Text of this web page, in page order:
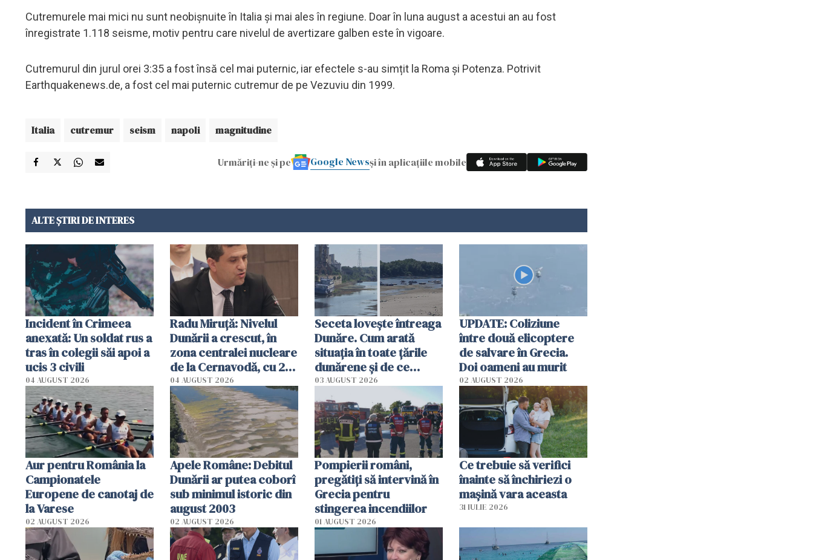
Cutremurele mai mici nu sunt neobișnuite în Italia și mai ales în regiune. Doar în luna august a acestui an au fost
înregistrate 1.118 seisme, motiv pentru care nivelul de avertizare galben este în vigoare.
Cutremurul din jurul orei 3:35 a fost însă cel mai puternic, iar efectele s-au simțit la Roma și Potenza. Potrivit
Earthquakenews.de, a fost cel mai puternic cutremur de pe Vezuviu din 1999.
Italia cutremur seism napoli magnitudine
Urmăriți-ne și pe Google Newsși în aplicațiile mobile
ALTE ȘTIRI DE INTERES
Incident în Crimeea
anexată: Un soldat rus a
tras în colegii săi apoi a
ucis 3 civili
04 AUGUST 2026
Radu Miruţă: Nivelul
Dunării a crescut, în
zona centralei nucleare
de la Cernavodă, cu 2
cm faţă de ziua trecută
04 AUGUST 2026
Seceta lovește întreaga
Dunăre. Cum arată
situația în toate țările
dunărene și de ce
România resimte
efectele, deși a plouat
în iulie
03 AUGUST 2026
UPDATE: Coliziune
între două elicoptere
de salvare în Grecia.
Doi oameni au murit
02 AUGUST 2026
Aur pentru România la
Campionatele
Europene de canotaj de
la Varese
02 AUGUST 2026
Apele Române: Debitul
Dunării ar putea coborî
sub minimul istoric din
august 2003
02 AUGUST 2026
Pompierii români,
pregătiţi să intervină în
Grecia pentru
stingerea incendiilor
01 AUGUST 2026
Ce trebuie să verifici
înainte să închiriezi o
mașină vara aceasta
31 IULIE 2026